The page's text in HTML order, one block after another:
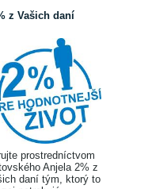
z Vašich daní
prostredníctvom
Anjela 2% z
daní tým, ktorý to